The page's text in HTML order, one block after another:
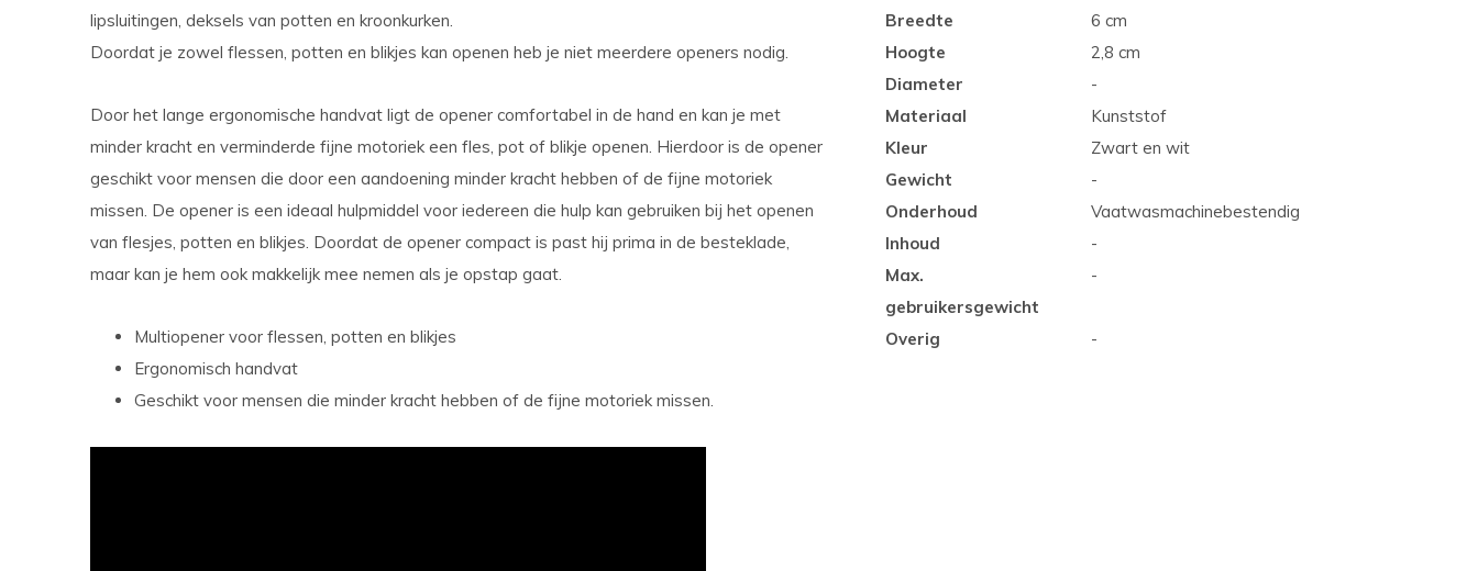
lipsluitingen, deksels van potten en kroonkurken.
Doordat je zowel flessen, potten en blikjes kan openen heb je niet meerdere openers nodig.
Door het lange ergonomische handvat ligt de opener comfortabel in de hand en kan je met
minder kracht en verminderde fijne motoriek een fles, pot of blikje openen. Hierdoor is de opener
geschikt voor mensen die door een aandoening minder kracht hebben of de fijne motoriek
missen. De opener is een ideaal hulpmiddel voor iedereen die hulp kan gebruiken bij het openen
van flesjes, potten en blikjes. Doordat de opener compact is past hij prima in de besteklade,
maar kan je hem ook makkelijk mee nemen als je opstap gaat.
Multiopener voor flessen, potten en blikjes
Ergonomisch handvat
Geschikt voor mensen die minder kracht hebben of de fijne motoriek missen.
Breedte
6 cm
Hoogte
2,8 cm
Diameter
-
Materiaal
Kunststof
Kleur
Zwart en wit
Gewicht
-
Onderhoud
Vaatwasmachinebestendig
Inhoud
-
Max.
gebruikersgewicht
-
Overig -